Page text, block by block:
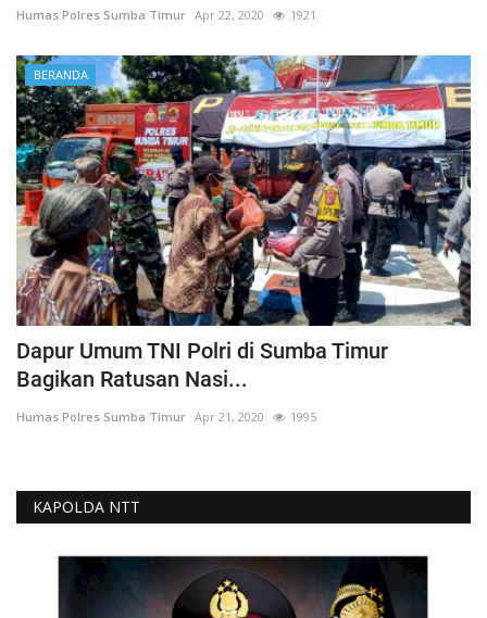
Humas Polres Sumba Timur Apr 22, 2020 1921
BERANDA
Dapur Umum TNI Polri di Sumba Timur
Bagikan Ratusan Nasi...
Humas Polres Sumba Timur Apr 21, 2020 1995
KAPOLDA NTT